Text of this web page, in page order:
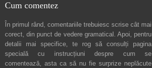
Cum comentez
În primul rând, comentariile trebuiesc scrise cât mai
corect, din punct de vedere gramatical. Apoi, pentru
detalii mai specifice, te rog să consulți pagina
specială cu instrucțiuni despre cum se
comentează, asta ca să nu fie surprize neplăcute